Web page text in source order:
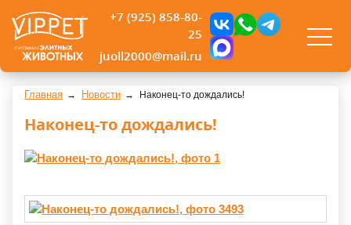
+7 (925) 858-80-
25
juoll2000@mail.ru
Главная Новости Наконец-то дождались!
Наконец-то дождались!